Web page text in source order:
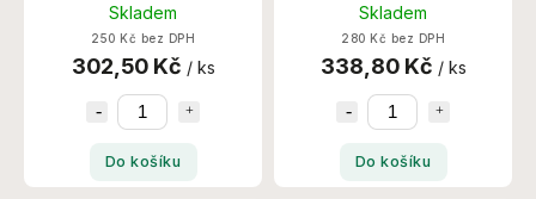
Skladem
250 Kč bez DPH
302,50 Kč / ks
Do košíku
Skladem
280 Kč bez DPH
338,80 Kč / ks
Do košíku